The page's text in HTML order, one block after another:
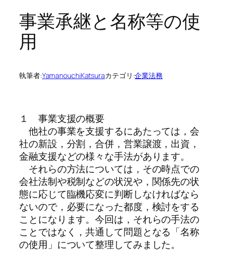
事業承継と名称等の使
用
執筆者:YamanouchiKatsuraカテゴリ:企業法務
１ 事業支援の概要
他社の事業を支援するにあたっては，会
社の新設，分割，合併，営業譲渡，出資，
金融支援などの様々な手法があります。
それらの方法については，その時点での
会社法制や税制などの状況や，関係先の状
態に応じて臨機応変に判断しなければなら
ないので，必要になった都度，検討をする
ことになります。今回は，それらの手法の
ことではなく，共通して問題となる「名称
の使用」について整理してみました。